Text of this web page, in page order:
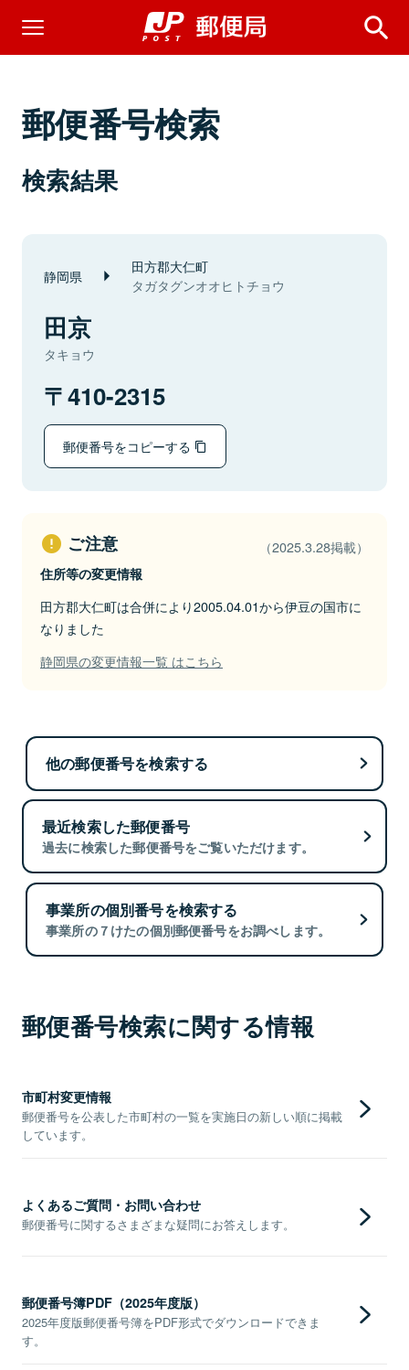
郵便番号検索
検索結果
静岡県 田方郡大仁町
タガタグンオオヒトチョウ
田京
タキョウ
410-2315
郵便番号をコピーする
ご注意 （2025.3.28掲載）
住所等の変更情報
田方郡大仁町は合併により2005.04.01から伊豆の国市に
なりました
静岡県の変更情報一覧 はこちら
他の郵便番号を検索する
最近検索した郵便番号
過去に検索した郵便番号をご覧いただけます。
事業所の個別番号を検索する
事業所の７けたの個別郵便番号をお調べします。
郵便番号検索に関する情報
市町村変更情報
郵便番号を公表した市町村の一覧を実施日の新しい順に掲載
しています。
よくあるご質問・お問い合わせ
郵便番号に関するさまざまな疑問にお答えします。
郵便番号簿PDF（2025年度版）
2025年度版郵便番号簿をPDF形式でダウンロードできま
す。